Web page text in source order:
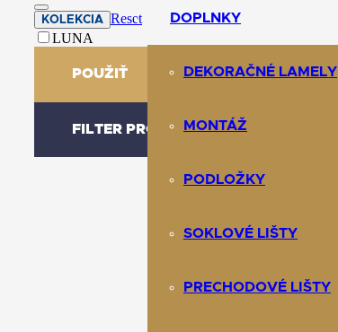
DOPLNKY
DEKORAČNÉ LAMELY
MONTÁŽ
PODLOŽKY
SOKLOVÉ LIŠTY
PRECHODOVÉ LIŠTY
KOLEKCIA Reset
LUNA
POUŽIŤ
FILTER PRODUKTOV